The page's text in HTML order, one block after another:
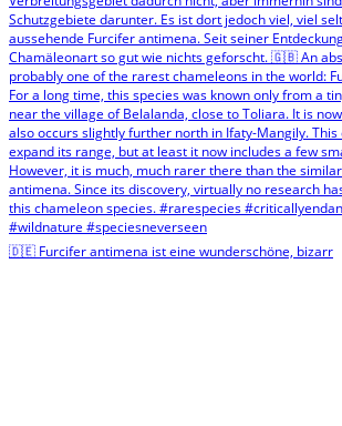
🇩🇪 Furcifer antimena ist eine wunderschöne, bizarr